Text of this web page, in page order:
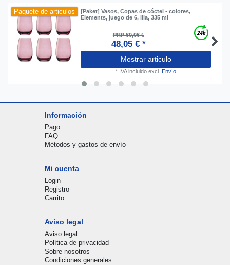
Paquete de articulos
[Paket] Vasos, Copas de cóctel - colores,
Elements, juego de 6, lila, 335 ml
PRP 60,06 €
48,05 € *
Mostrar articulo
* IVA incluido excl. Envío
Información
Pago
FAQ
Métodos y gastos de envío
Mi cuenta
Login
Registro
Carrito
Aviso legal
Aviso legal
Política de privacidad
Sobre nosotros
Condiciones generales